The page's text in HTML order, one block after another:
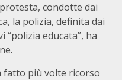
condotte dai
la polizia, definita dai
educata”, ha
fatto più volte ricorso